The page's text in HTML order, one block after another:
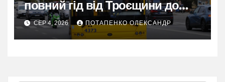
повний гід від Троєщини до
метро Лісова
СЕР 4, 2026 ПОТАПЕНКО ОЛЕКСАНДР